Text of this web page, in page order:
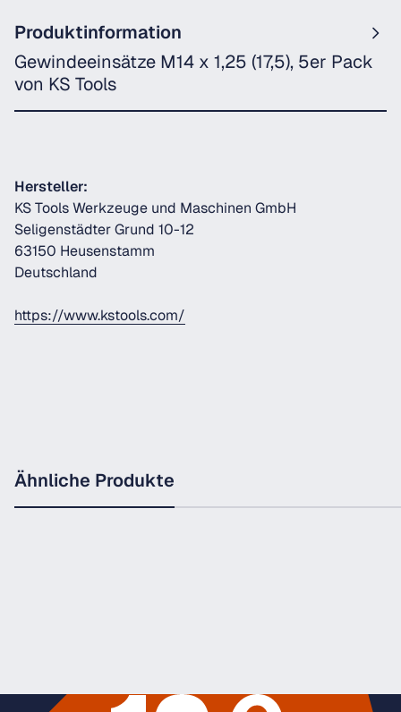
Produktinformation
Gewindeeinsätze M14 x 1,25 (17,5), 5er Pack
von KS Tools
Hersteller:
KS Tools Werkzeuge und Maschinen GmbH
Seligenstädter Grund 10-12
63150 Heusenstamm
Deutschland
https://www.kstools.com/
Ähnliche Produkte